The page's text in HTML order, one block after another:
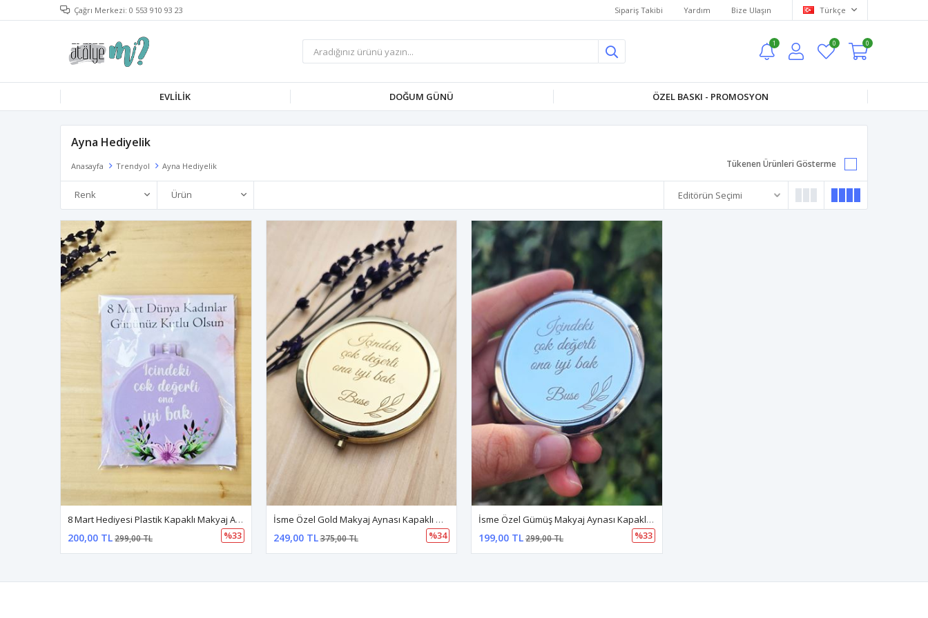
Çağrı Merkezi: 0 553 910 93 23 Sipariş Takibi Yardım Bize Ulaşın Türkçe
1 0 0
EVLILIK DOĞUM GÜNÜ ÖZEL BASKI - PROMOSYON
Ayna Hediyelik
Anasayfa Trendyol Ayna Hediyelik Tükenen Ürünleri Gösterme
Renk Ürün
8 Mart Hediyesi Plastik Kapaklı Makyaj Aynası Kartlı Poşetli Cep Aynası 5 Adet
200,00 TL299,00 TL %33
İsme Özel Gold Makyaj Aynası Kapaklı Metal Cep Aynası
249,00 TL375,00 TL %34
İsme Özel Gümüş Makyaj Aynası Kapaklı Metal Cep Aynası
199,00 TL299,00 TL %33